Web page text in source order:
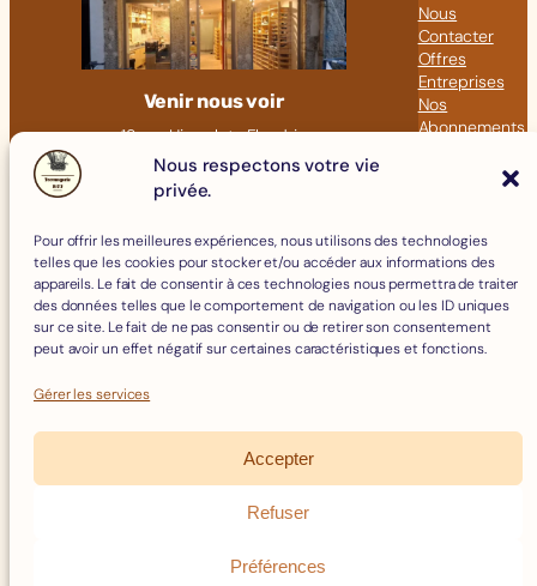
Nous respectons votre vie
privée.
Pour offrir les meilleures expériences, nous utilisons des technologies
telles que les cookies pour stocker et/ou accéder aux informations des
appareils. Le fait de consentir à ces technologies nous permettra de traiter
des données telles que le comportement de navigation ou les ID uniques
sur ce site. Le fait de ne pas consentir ou de retirer son consentement
peut avoir un effet négatif sur certaines caractéristiques et fonctions.
Gérer les services
Accepter
Refuser
Préférences
Venir nous voir
18 rue Hippolyte Flandrin
69001 LYON
09 82 23 41 60
Nous
Contacter
Offres
Entreprises
Nos
Abonnements
Fromages
Boissons
Charcuterie
Épicerie Fine
Crèmerie
Mentions Légales
Remboursements et Retours